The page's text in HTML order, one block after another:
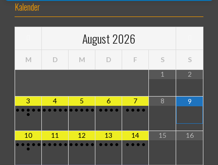
Kalender
August2026
M D M D F S
S
1
2
3
• • • • •
•
4
• • • • •
5
• • • • •
6
• • • •
7
• • • •
8 9
10
• • • • •
•
11
• • • • •
12
• • • • •
13
• • • •
14
• • • •
15 16